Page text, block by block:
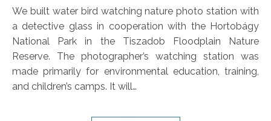
We built water bird watching nature photo station with
a detective glass in cooperation with the Hortobágy
National Park in the Tiszadob Floodplain Nature
Reserve. The photographer’s watching station was
made primarily for environmental education, training,
and children’s camps. It will…